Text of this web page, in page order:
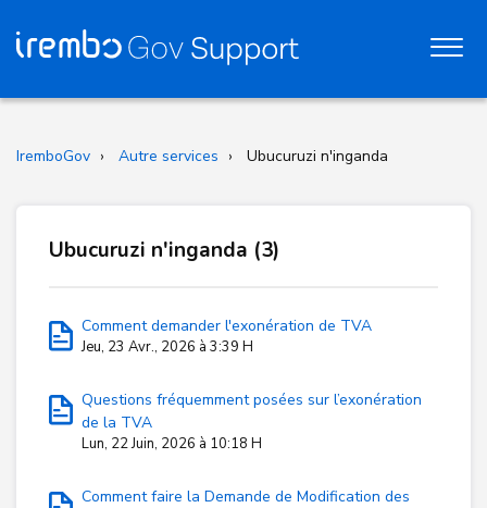
IremboGov Autre services Ubucuruzi n'inganda
Ubucuruzi n'inganda (3)
Comment demander l'exonération de TVA
Jeu, 23 Avr., 2026 à 3:39 H
Questions fréquemment posées sur l’exonération
de la TVA
Lun, 22 Juin, 2026 à 10:18 H
Comment faire la Demande de Modification des